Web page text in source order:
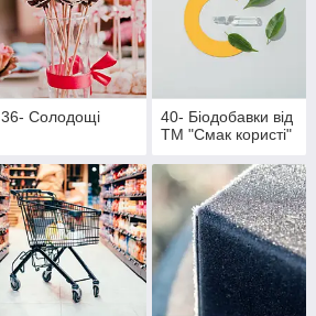
36- Солодощі
40- Біодобавки від
ТМ "Смак користі"